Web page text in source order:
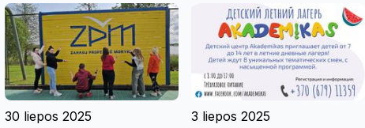
30 liepos 2025 3 liepos 2025